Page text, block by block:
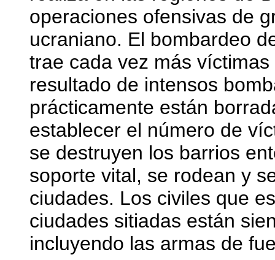
operaciones ofensivas de
ucraniano. El bombardeo
trae cada vez más
resultado de intensos
prácticamente están
establecer el número de
se destruyen los barrios
soporte vital, se rodean y
ciudades. Los civiles que
ciudades sitiadas están
incluyendo las armas de